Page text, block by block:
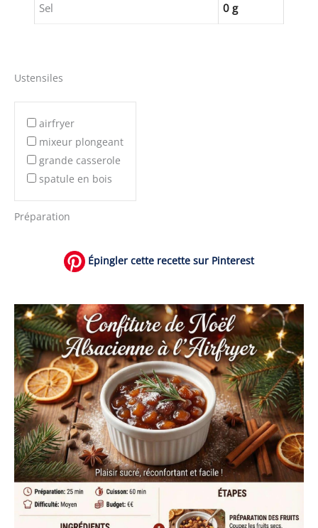
Sel 0 g
Ustensiles
airfryer
mixeur plongeant
grande casserole
spatule en bois
Préparation
Épingler cette recette sur Pinterest